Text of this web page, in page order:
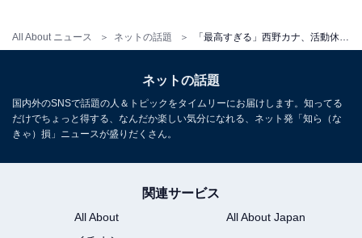
All About ニュース ネットの話題
ネットの話題
国内外のSNSで話題の人＆トピックをタイムリーにお届けします。知ってる
だけでちょっと得する、なんだか楽しい気分になれる、ネット発「知ら（な
きゃ）損」ニュースが盛りだくさん。
関連サービス
All About
All About Japan